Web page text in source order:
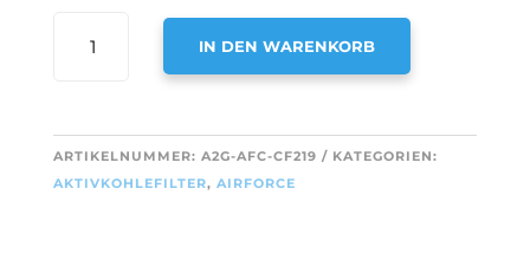
AKTIVKOHLEFILTER
AFFCA329
875931,
875934
IN DEN WARENKORB
T
E
ARTIKELNUMMER: A2G-AFC-CF219
KATEGORIEN:
AKTIVKOHLEFILTER, AIRFORCE